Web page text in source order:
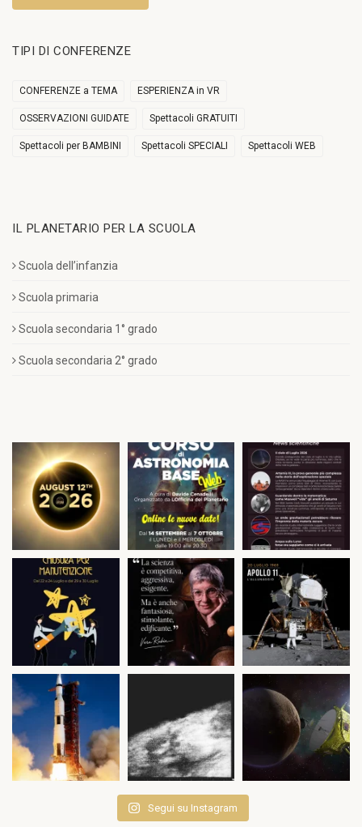
TIPI DI CONFERENZE
CONFERENZE a TEMA ESPERIENZA in VR
OSSERVAZIONI GUIDATE Spettacoli GRATUITI
Spettacoli per BAMBINI Spettacoli SPECIALI Spettacoli WEB
IL PLANETARIO PER LA SCUOLA
Scuola dell’infanzia
Scuola primaria
Scuola secondaria 1° grado
Scuola secondaria 2° grado
Segui su Instagram